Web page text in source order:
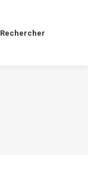
Rechercher